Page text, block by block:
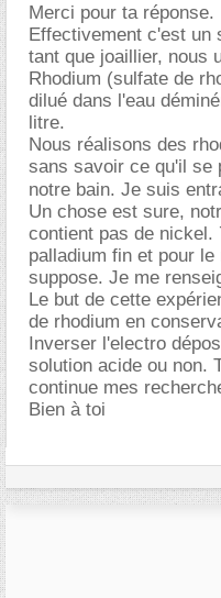
Merci pour ta réponse.
Effectivement c'est un
tant que joaillier, nous
Rhodium (sulfate de
dilué dans l'eau
litre.
Nous réalisons des
sans savoir ce qu'il se
notre bain. Je suis
Un chose est sure,
contient pas de nickel.
palladium fin et pour
suppose. Je me
Le but de cette
de rhodium en
Inverser l'electro
solution acide ou non.
continue mes
Bien à toi